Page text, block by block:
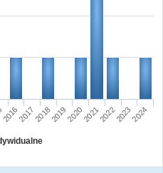
201620172018201920202021202220232024